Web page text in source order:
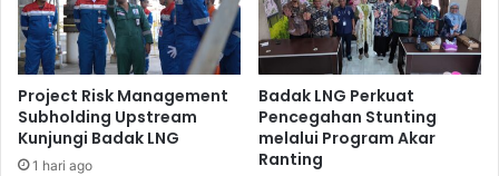
Project Risk Management
Subholding Upstream
Kunjungi Badak LNG
1 hari ago
Badak LNG Perkuat
Pencegahan Stunting
melalui Program Akar
Ranting